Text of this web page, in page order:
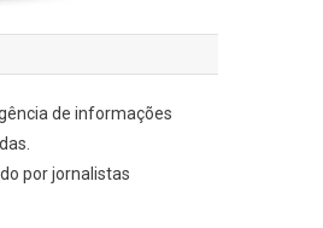
de informações
por jornalistas